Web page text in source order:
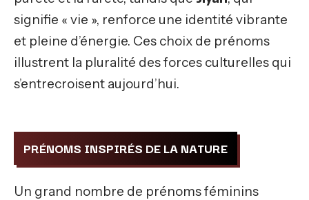
signifie « vie », renforce une identité vibrante
et pleine d’énergie. Ces choix de prénoms
illustrent la pluralité des forces culturelles qui
s’entrecroisent aujourd’hui.
PRÉNOMS INSPIRÉS DE LA NATURE
Un grand nombre de prénoms féminins